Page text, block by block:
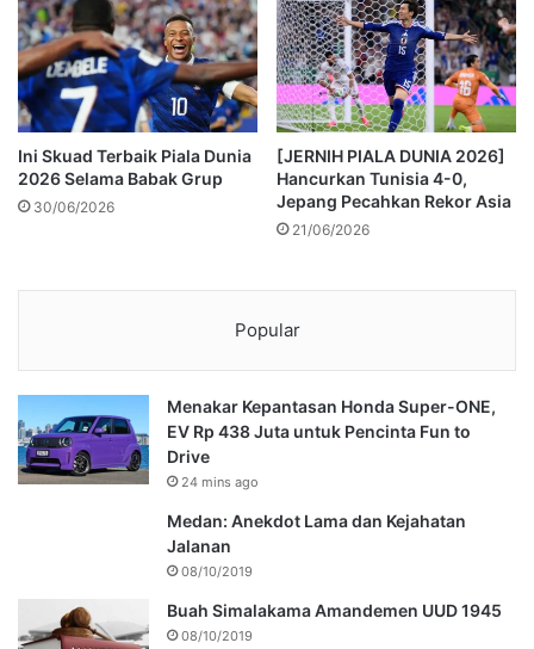
Ini Skuad Terbaik Piala Dunia
2026 Selama Babak Grup
30/06/2026
[JERNIH PIALA DUNIA 2026]
Hancurkan Tunisia 4-0,
Jepang Pecahkan Rekor Asia
21/06/2026
Popular
Menakar Kepantasan Honda Super-ONE,
EV Rp 438 Juta untuk Pencinta Fun to
Drive
24 mins ago
Medan: Anekdot Lama dan Kejahatan
Jalanan
08/10/2019
Buah Simalakama Amandemen UUD 1945
08/10/2019